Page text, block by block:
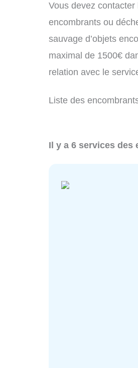
Vous devez
encombrants ou
sauvage d’objets
maximal de 1500€
relation avec le
Liste des
Il y a 6 services des